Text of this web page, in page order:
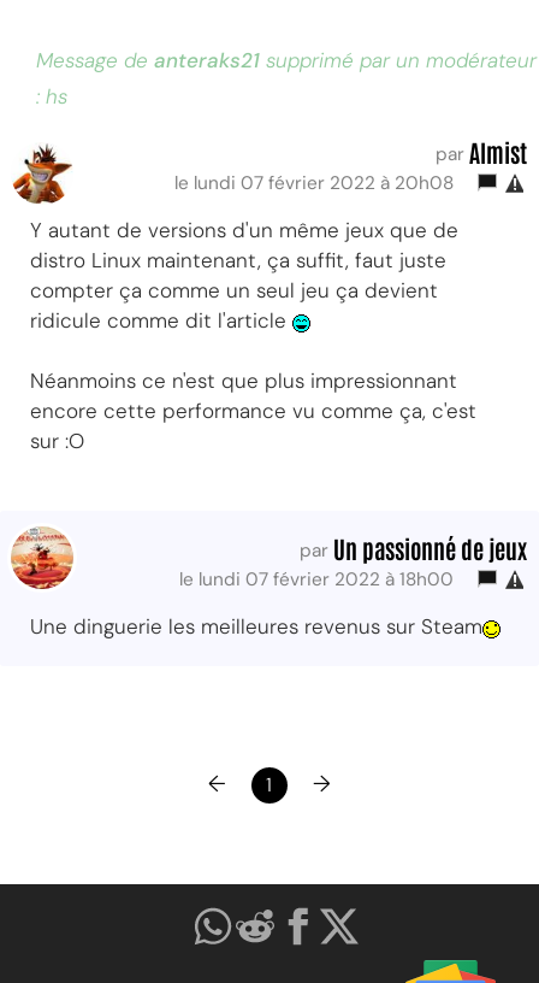
Message de anteraks21 supprimé par un modérateur
: hs
par Almist
le lundi 07 février 2022 à 20h08
Y autant de versions d'un même jeux que de
distro Linux maintenant, ça suffit, faut juste
compter ça comme un seul jeu ça devient
ridicule comme dit l'article
Néanmoins ce n'est que plus impressionnant
encore cette performance vu comme ça, c'est
sur :O
par Un passionné de jeux
le lundi 07 février 2022 à 18h00
Une dinguerie les meilleures revenus sur Steam
← 1 →